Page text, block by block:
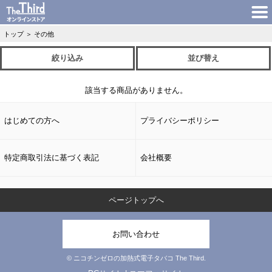
トップ ＞ その他
絞り込み 並び替え
該当する商品がありません。
はじめての方へ プライバシーポリシー
特定商取引法に基づく表記 会社概要
ページトップへ
お問い合わせ
© ニコチンゼロの加熱式電子タバコ The Third.